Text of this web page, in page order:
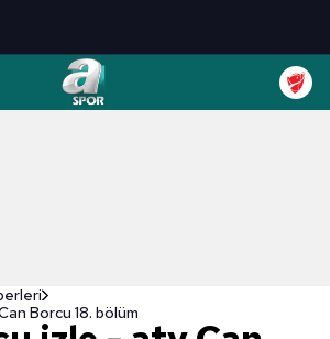
Borcu 18. bölüm